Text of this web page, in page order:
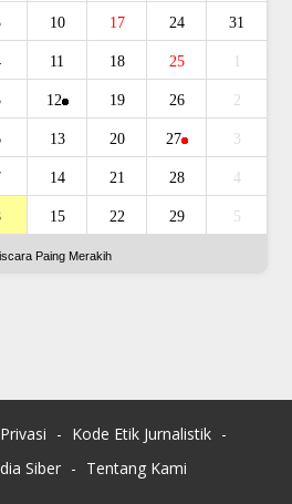
10 17 24 31
11 18 25
12 19 26 2
13 20 27 3
14 21 28 4
15 22 29 5
Paing Merakih
Kode Etik Jurnalistik
Siber
Tentang Kami